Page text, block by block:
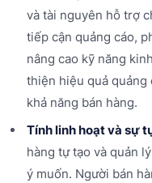
và tài nguyên hỗ trợ
tiếp cận quảng cáo,
nâng cao kỹ năng
thiện hiệu quả quảng
khả năng bán hàng.
Tính linh hoạt và sự
hàng tự tạo và quản
ý muốn. Người bán